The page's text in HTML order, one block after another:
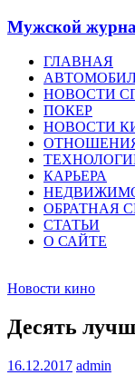
Мужской
ГЛАВНАЯ
НОВОСТИ
ПОКЕР
НОВОСТИ
КАРЬЕРА
ОБРАТНАЯ
СТАТЬИ
О САЙТЕ
Новости кино
Десять
16.12.2017 admin